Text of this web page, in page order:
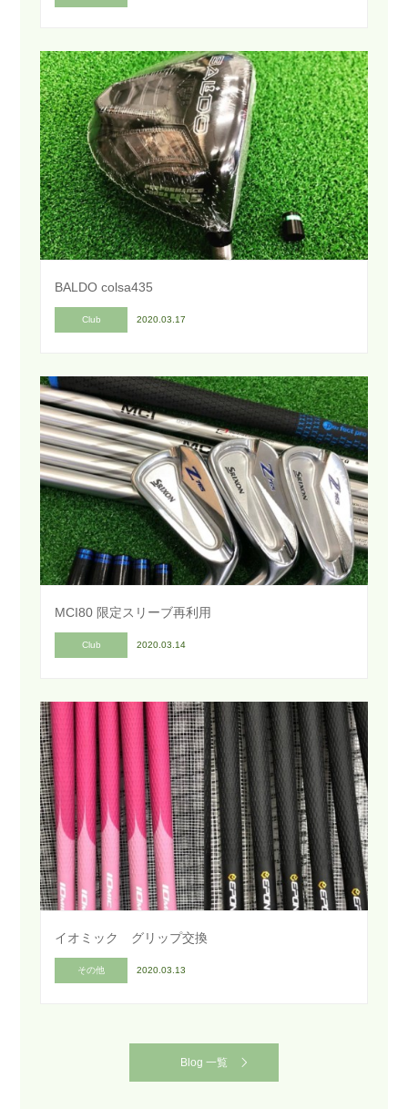
Blog 一覧
BALDO colsa435
Club 2020.03.17
MCI80 限定スリーブ再利用
Club 2020.03.14
イオミック グリップ交換
その他 2020.03.13